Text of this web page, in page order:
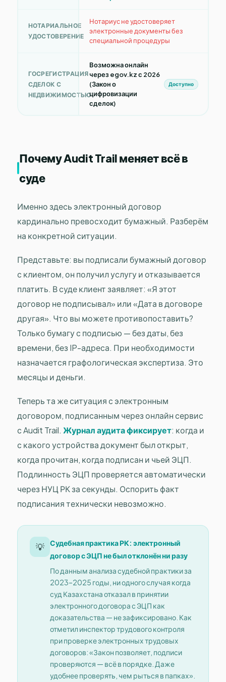
НОТАРИАЛЬНОЕ
УДОСТОВЕРЕНИЕ
Нотариус не удостоверяет
электронные документы без
специальной процедуры
ГОСРЕГИСТРАЦИЯ
СДЕЛОК С
НЕДВИЖИМОСТЬЮ
Возможна онлайн
через egov.kz с 2026
(Закон о
цифровизации
сделок)
Доступно
Почему Audit Trail меняет всё в
суде
Именно здесь электронный договор
кардинально превосходит бумажный. Разберём
на конкретной ситуации.
Представьте: вы подписали бумажный договор
с клиентом, он получил услугу и отказывается
платить. В суде клиент заявляет: «Я этот
договор не подписывал» или «Дата в договоре
другая». Что вы можете противопоставить?
Только бумагу с подписью — без даты, без
времени, без IP-адреса. При необходимости
назначается графологическая экспертиза. Это
месяцы и деньги.
Теперь та же ситуация с электронным
договором, подписанным через онлайн сервис
с Audit Trail. Журнал аудита фиксирует: когда и
с какого устройства документ был открыт,
когда прочитан, когда подписан и чьей ЭЦП.
Подлинность ЭЦП проверяется автоматически
через НУЦ РК за секунды. Оспорить факт
подписания технически невозможно.
💡
Судебная практика РК: электронный
договор с ЭЦП не был отклонён ни разу
По данным анализа судебной практики за
2023–2025 годы, ни одного случая когда
суд Казахстана отказал в принятии
электронного договора с ЭЦП как
доказательства — не зафиксировано. Как
отметил инспектор трудового контроля
при проверке электронных трудовых
договоров: «Закон позволяет, подписи
проверяются — всё в порядке. Даже
удобнее проверять, чем рыться в папках».